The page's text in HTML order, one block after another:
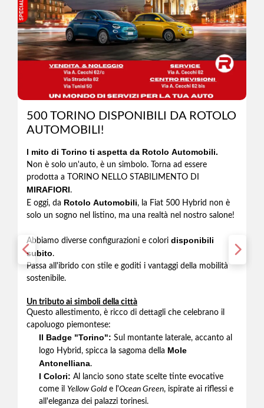
500 TORINO DISPONIBILI DA ROTOLO
AUTOMOBILI!
l mito di Torino ti aspetta da Rotolo Automobili.
Non è solo un'auto, è un simbolo. Torna ad essere
prodotta a TORINO NELLO STABILIMENTO DI
MIRAFIORI.
E oggi, da Rotolo Automobili, la Fiat 500 Hybrid non è
solo un sogno nel listino, ma una realtà nel nostro salone!
Abbiamo diverse configurazioni e colori disponibili
subito.
Passa all'ibrido con stile e goditi i vantaggi della mobilità
sostenibile.
Un tributo ai simboli della città
Questo allestimento, è ricco di dettagli che celebrano il
capoluogo piemontese:
Il Badge "Torino": Sul montante laterale, accanto al
logo Hybrid, spicca la sagoma della Mole
Antonelliana.
I Colori: Al lancio sono state scelte tinte evocative
come il Yellow Golde l'Ocean Green, ispirate ai riflessi e
all'eleganza dei palazzi torinesi.